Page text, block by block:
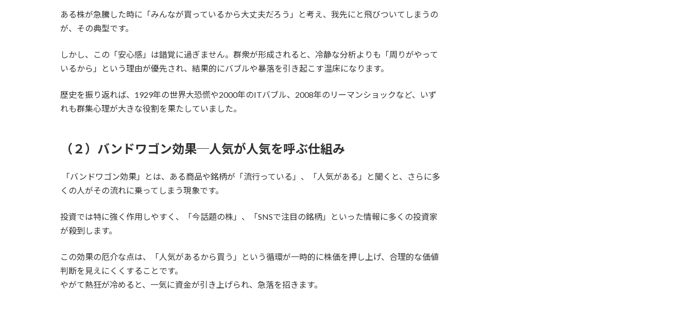
ある株が急騰した時に「みんなが買っているから大丈夫だろう」と考え、我先にと飛びついてしまうの
が、その典型です。
しかし、この「安心感」は錯覚に過ぎません。群衆が形成されると、冷静な分析よりも「周りがやって
いるから」という理由が優先され、結果的にバブルや暴落を引き起こす温床になります。
歴史を振り返れば、1929年の世界大恐慌や2000年のITバブル、2008年のリーマンショックなど、いず
れも群集心理が大きな役割を果たしていました。
（２）バンドワゴン効果─人気が人気を呼ぶ仕組み
「バンドワゴン効果」とは、ある商品や銘柄が「流行っている」、「人気がある」と聞くと、さらに多
くの人がその流れに乗ってしまう現象です。
投資では特に強く作用しやすく、「今話題の株」、「SNSで注目の銘柄」といった情報に多くの投資家
が殺到します。
この効果の厄介な点は、「人気があるから買う」という循環が一時的に株価を押し上げ、合理的な価値
判断を見えにくくすることです。
やがて熱狂が冷めると、一気に資金が引き上げられ、急落を招きます。